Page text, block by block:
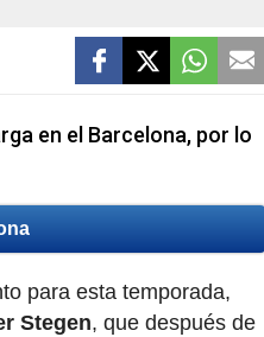
en el Barcelona, por lo
para esta temporada,
Stegen, que después de